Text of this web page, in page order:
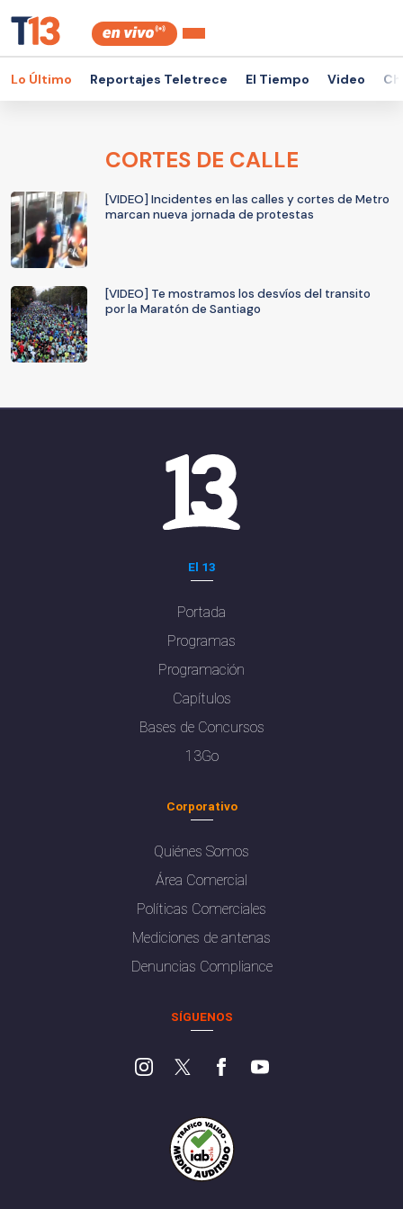
Lo Último Reportajes Teletrece El Tiempo Video
CORTES DE CALLE
[VIDEO] Incidentes en las calles y cortes de Metro
marcan nueva jornada de protestas
[VIDEO] Te mostramos los desvíos del transito
por la Maratón de Santiago
El 13
Portada
Programas
Programación
Capítulos
Bases de Concursos
13Go
Corporativo
Quiénes Somos
Área Comercial
Políticas Comerciales
Mediciones de antenas
Denuncias Compliance
SÍGUENOS